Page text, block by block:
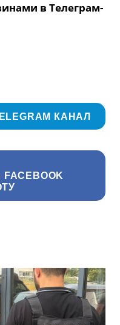
в Телеграм-
КАНАЛ